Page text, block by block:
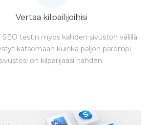
Vertaa kilpailijoihisi
testin myös kahden sivuston välillä
katsomaan kuinka paljon parempi
sivustosi on kilpailijaasi nähden.